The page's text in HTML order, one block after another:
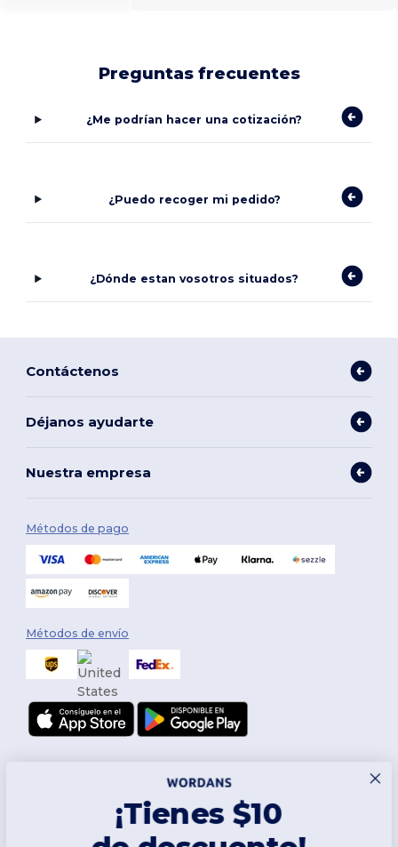
Preguntas frecuentes
¿Me podrían hacer una cotización?
¿Puedo recoger mi pedido?
¿Dónde estan vosotros situados?
Contáctenos
Déjanos ayudarte
Nuestra empresa
Métodos de pago
Métodos de envío
¡Tienes $10